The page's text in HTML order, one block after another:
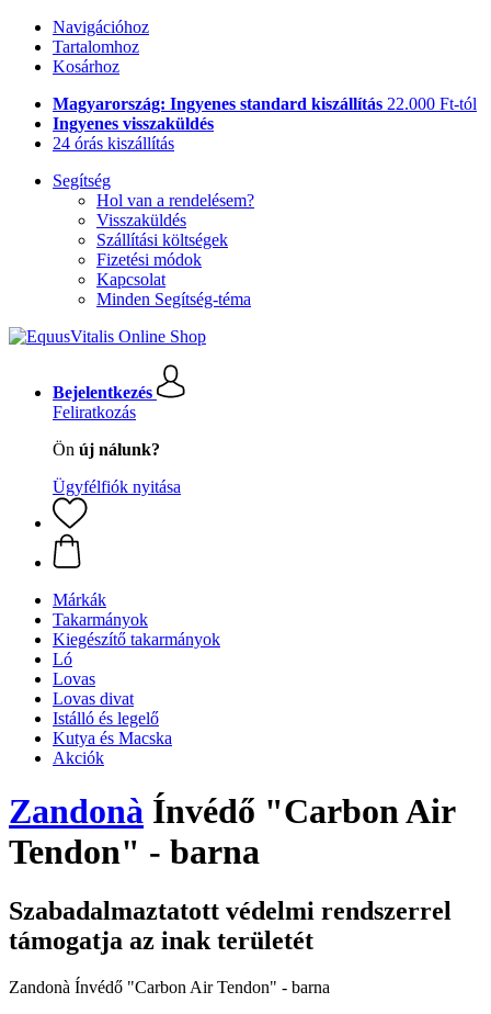
Navigációhoz
Tartalomhoz
Kosárhoz
Magyarország: Ingyenes standard kiszállítás 22.000 Ft-tól
Ingyenes visszaküldés
24 órás kiszállítás
Segítség
Hol van a rendelésem?
Visszaküldés
Szállítási költségek
Fizetési módok
Kapcsolat
Minden Segítség-téma
Bejelentkezés
Feliratkozás
Ön új nálunk?
Ügyfélfiók nyitása
Márkák
Takarmányok
Kiegészítő takarmányok
Ló
Lovas
Lovas divat
Istálló és legelő
Kutya és Macska
Akciók
Zandonà Ínvédő "Carbon Air
Tendon" - barna
Szabadalmaztatott védelmi rendszerrel
támogatja az inak területét
Zandonà Ínvédő "Carbon Air Tendon" - barna